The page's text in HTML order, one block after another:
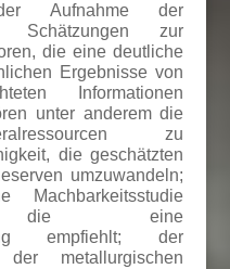
Aufnahme der
Schätzungen zur
die eine deutliche
Ergebnisse von
Informationen
unter anderem die
zu
die geschätzten
umzuwandeln;
die eine
empfiehlt; der
metallurgischen